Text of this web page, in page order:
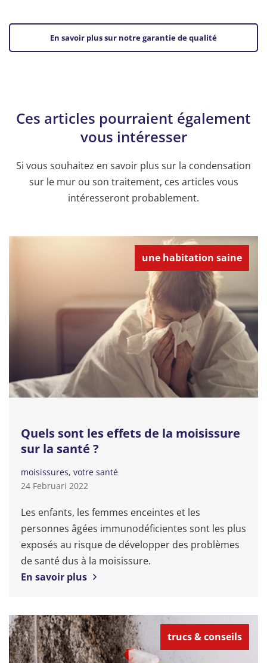
En savoir plus sur notre garantie de qualité
Ces articles pourraient également
vous intéresser
Si vous souhaitez en savoir plus sur la condensation
sur le mur ou son traitement, ces articles vous
intéresseront probablement.
une habitation saine
Quels sont les effets de la moisissure
sur la santé ?
moisissures votre santé
24 Februari 2022
Les enfants, les femmes enceintes et les
personnes âgées immunodéficientes sont les plus
exposés au risque de développer des problèmes
de santé dus à la moisissure.
En savoir plus
trucs & conseils